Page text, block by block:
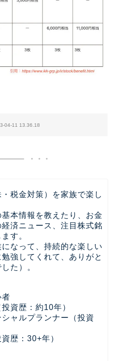
04-11 13.36.18
税金対策）を家族で楽し
本情報を教えたり、お金
済ニュース、注目株式銘
す。
なって、持続的な楽しい
強してくれて、ありがと
た）。
者
資歴：約10年）
ャルプランナー（投資
歴：30+年）